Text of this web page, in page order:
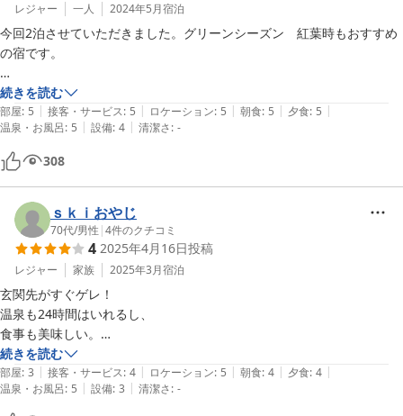
ラタケの味噌汁も美味。またデザートに出された栗のパイ甘さ控えめで
素材を生かした味わいに感動いたしました。
風呂評価４　露天風呂が無い点です。ただし、冬がメインの志賀高原で
設備・アメニティ評価３　設備は古いが奇麗に清掃されている。
レジャー 一人 2024年5月宿泊
今回2泊させていただきました。グリーンシーズン　紅葉時もおすすめ
の宿です。
・良いところ
食事：和食好きに最高。春は山菜三昧をうたっているが、看板に偽りな
しすべて天然のものだそうです。２泊でコゴミ、山ウド、こしあぶら、
イタドリ、タラの芽、ワラビ、ヨブスマ草、ハンゴン草、ぜんまい、フ
キノトウ、自生のクレソン、根曲竹（昨年の瓶詰）の１2種類も出して
くださった。癖のある山菜を上手に料理してくださる。さらに焼き物に
出た岩魚（天然を板長が釣っている。）の塩焼きに酢飯と山菜を刻んで
詰めたメインのおかずがとても美味しかったです。
温泉：源泉が熱いため１割ぐらい加水されかけ流しされてる。多分冬は
完全なかけ流しになると思われます。かけ流しの温泉は全国的に見ても
非常に貴重だと思います。清掃時間以外２３時間入れます。
立地：志賀高原のホテルは大部分国道(292号)志賀草津高原ルートや県
道（502号）奥志賀公園栄線に面して建っている。志賀山温泉は少し奥
まっており非常に静かです。今回１日雨に降られた日に読書と温泉とコ
ーヒーで１日を過ごす日があったが非常に快適でした。
部屋：広い和室10畳ぐらいあり、トイレもウオシュレット・３２イン
チのテレビ付き
続きを読む
部屋: 5 | 接客・サービス: 5 | ロケーション: 5 | 朝食: 5 | 夕食: 5 |
温泉・お風呂: 5 | 設備: 4 | 清潔さ: -
308
ｓｋｉおやじ
70代/男性 |4件のクチコミ
4 2025年4月16日投稿
レジャー 家族 2025年3月宿泊
玄関先がすぐゲレ！
温泉も24時間はいれるし、
食事も美味しい。
スキ－ヤ－にとっては最高のシチュエ－ションです。
続きを読む
部屋: 3 | 接客・サービス: 4 | ロケーション: 5 | 朝食: 4 | 夕食: 4 |
温泉・お風呂: 5 | 設備: 3 | 清潔さ: -